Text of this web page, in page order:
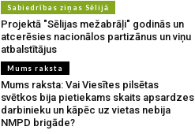
Sabiedrības ziņas Sēlijā
Projektā "Sēlijas mežabrāļi" godinās un
atcerēsies nacionālos partizānus un viņu
atbalstītājus
Mums raksta
Mums raksta: Vai Viesītes pilsētas
svētkos bija pietiekams skaits apsardzes
darbinieku un kāpēc uz vietas nebija
NMPD brigāde?